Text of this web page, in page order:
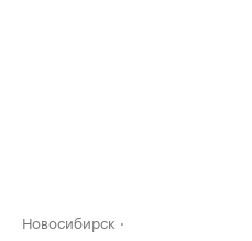
Новосибирск